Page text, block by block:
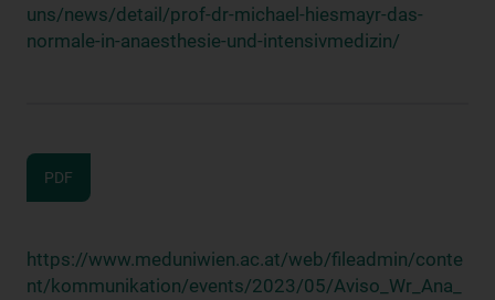
uns/news/detail/prof-dr-michael-hiesmayr-das-
normale-in-anaesthesie-und-intensivmedizin/
PDF
https://www.meduniwien.ac.at/web/fileadmin/conte
nt/kommunikation/events/2023/05/Aviso_Wr_Ana_